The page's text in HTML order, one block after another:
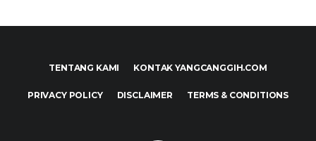
TENTANG KAMI KONTAK YANGCANGGIH.COM
PRIVACY POLICY DISCLAIMER TERMS & CONDITIONS